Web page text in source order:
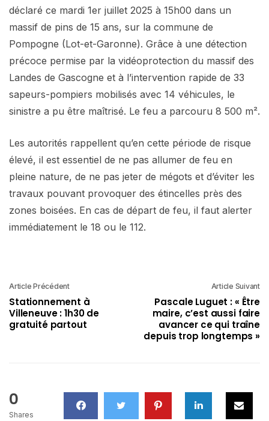
déclaré ce mardi 1er juillet 2025 à 15h00 dans un
massif de pins de 15 ans, sur la commune de
Pompogne (Lot-et-Garonne). Grâce à une détection
précoce permise par la vidéoprotection du massif des
Landes de Gascogne et à l’intervention rapide de 33
sapeurs-pompiers mobilisés avec 14 véhicules, le
sinistre a pu être maîtrisé. Le feu a parcouru 8 500 m².
Les autorités rappellent qu’en cette période de risque
élevé, il est essentiel de ne pas allumer de feu en
pleine nature, de ne pas jeter de mégots et d’éviter les
travaux pouvant provoquer des étincelles près des
zones boisées. En cas de départ de feu, il faut alerter
immédiatement le 18 ou le 112.
Article Précédent
Stationnement à
Villeneuve : 1h30 de
gratuité partout
Article Suivant
Pascale Luguet : « Être
maire, c’est aussi faire
avancer ce qui traîne
depuis trop longtemps »
0
Shares